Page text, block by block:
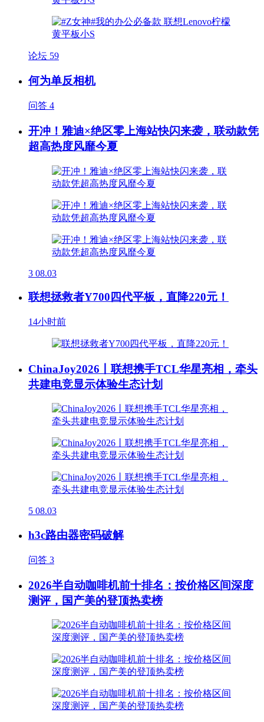
论坛 59
何为单反相机
问答 4
开冲！雅迪×绝区零上海站快闪来袭，联动款凭
超高热度风靡今夏
3 08.03
联想拯救者Y700四代平板，直降220元！
14小时前
ChinaJoy2026丨联想携手TCL华星亮相，牵头
共建电竞显示体验生态计划
5 08.03
h3c路由器密码破解
问答 3
2026半自动咖啡机前十排名：按价格区间深度
测评，国产美的登顶热卖榜